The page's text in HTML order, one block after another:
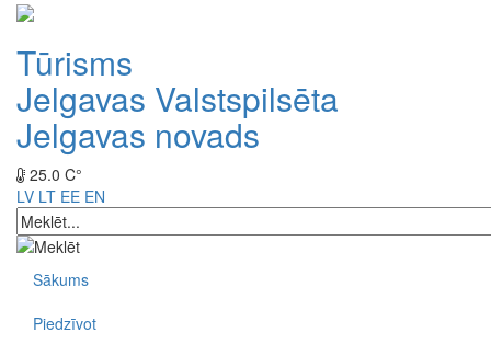
Tūrisms
Jelgavas Valstspilsēta
Jelgavas novads
25.0 C°
LV LT EE EN
Sākums
Piedzīvot